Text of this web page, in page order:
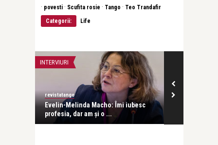
· povesti · Scufita rosie · Tango · Teo Trandafir
Categorii:
Life
INTERVIURI
revistatango
Evelin-Melinda Macho: Îmi iubesc
profesia, dar am și o ...